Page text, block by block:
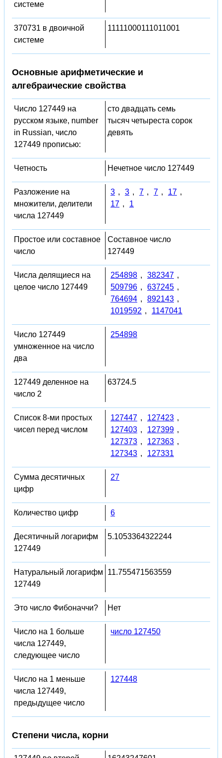
системе
370731 в двоичной
системе
11111000111011001
Основные арифметические и
алгебраические свойства
Число 127449 на
русском языке, number
in Russian, число
127449 прописью:
сто двадцать семь
тысяч четыреста сорок
девять
Четность Нечетное число 127449
Разложение на
множители, делители
числа 127449
3 , 3 , 7 , 7 , 17 ,
17 , 1
Простое или составное
число
Составное число
127449
Числа делящиеся на
целое число 127449
254898 , 382347 ,
509796 , 637245 ,
764694 , 892143 ,
1019592 , 1147041
Число 127449
умноженное на число
два
254898
127449 деленное на
число 2
63724.5
Список 8-ми простых
чисел перед числом
127447 , 127423 ,
127403 , 127399 ,
127373 , 127363 ,
127343 , 127331
Сумма десятичных
цифр
27
Количество цифр 6
Десятичный логарифм
127449
5.1053364322244
Натуральный логарифм
127449
11.755471563559
Это число Фибоначчи? Нет
Число на 1 больше
числа 127449,
следующее число
число 127450
Число на 1 меньше
числа 127449,
предыдущее число
127448
Степени числа, корни